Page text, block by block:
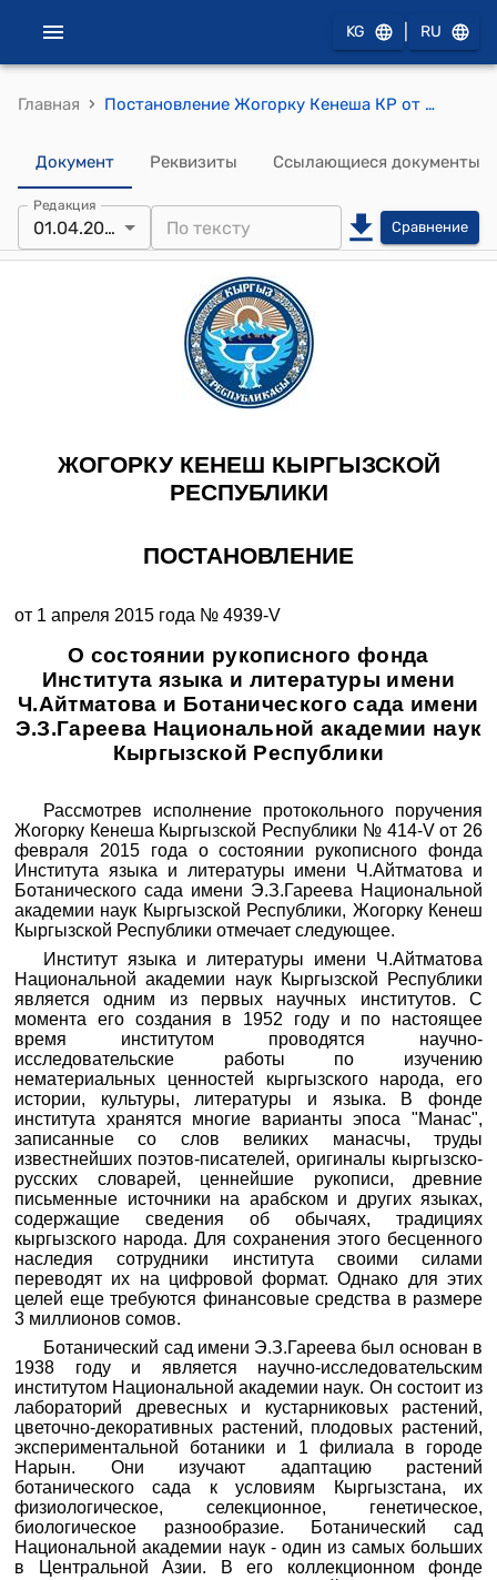
KG RU
Главная › Постановление Жогорку Кенеша КР от 1 апреля 2015 года № 4939-V "О состоянии рукописного фонда Института языка и литературы имени Ч.Айтматова и Ботанического сада имени Э.З.Гареева Национальной академии наук Кыргызской Республики"
Документ Реквизиты Ссылающиеся документы
Редакция
01.04.2015 Сравнение